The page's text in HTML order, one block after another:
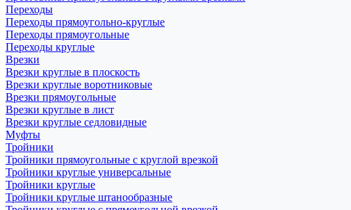
Переходы
Переходы прямоугольно-круглые
Переходы прямоугольные
Переходы круглые
Врезки
Врезки круглые в плоскость
Врезки круглые воротниковые
Врезки прямоугольные
Врезки круглые в лист
Врезки круглые седловидные
Муфты
Тройники
Тройники прямоугольные с круглой врезкой
Тройники круглые универсальные
Тройники круглые
Тройники круглые штанообразные